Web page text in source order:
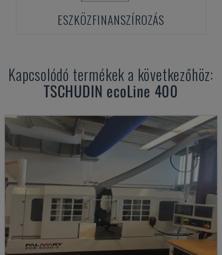
ESZKÖZFINANSZÍROZÁS
Kapcsolódó termékek a következőhöz:
TSCHUDIN ecoLine 400